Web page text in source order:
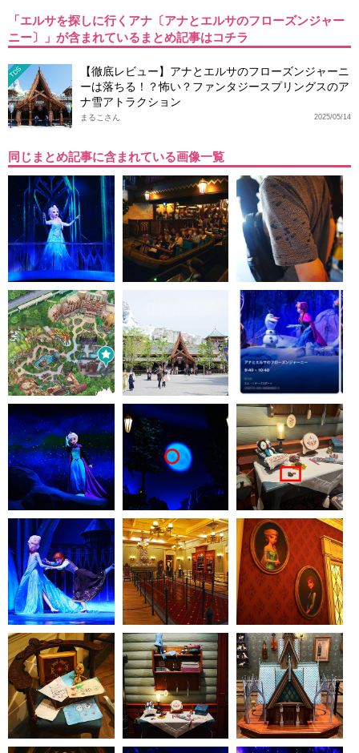
「エルサを探しに行くアナ〔アナとエルサのフローズンジャー
ニー〕」が含まれているまとめ記事はコチラ
TDS
【徹底レビュー】アナとエルサのフローズンジャーニ
ーは落ちる！？怖い？ファンタジースプリングスのア
ナ雪アトラクション
2025/05/14
まるこさん
同じまとめ記事に含まれている画像一覧